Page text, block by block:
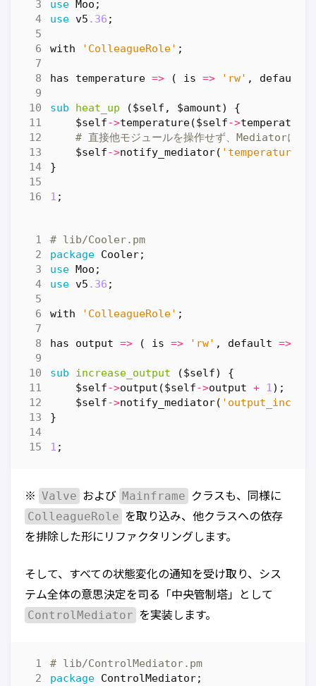
use Moo ;
use v5 .36 ;
with 'ColleagueRole' ;
has temperature => ( is => 'rw' , default
sub heat_up
($self, $amount) {
$self->temperature($self->temperature
# 直接他モジュールを操作せず、Mediatorに通
$self->notify_mediator(
}
1 ;
# lib/Cooler.pm
package Cooler;
use Moo ;
use v5 .36 ;
with 'ColleagueRole' ;
has output => ( is => 'rw' , default =>
sub increase_output
($self) {
$self->output ($self->output + 1);
$self->notify_mediator(
}
1 ;
※ Valve および Mainframe クラスも、同様に
ColleagueRole を取り込み、他クラスへの依存
を排除した形にリファクタリングします。
そして、すべての状態変化の通知を受け取り、シス
テム全体の意思決定を司る「中央管制塔」として
ControlMediator を実装します。
# lib/ControlMediator.pm
package ControlMediator;